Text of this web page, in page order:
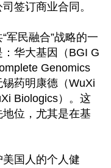
签订商业合同。
军民融合”战略的一
华大基因（BGI G
Genomics
锡药明康德（WuXi
Biologics）。这
位，尤其是在基
国人的个人健